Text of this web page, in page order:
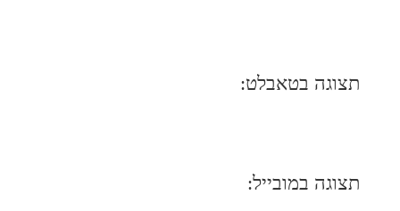
תצוגה בטאבלט:
תצוגה במובייל: